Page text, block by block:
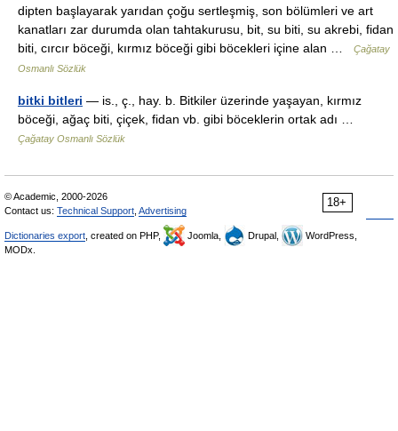
dipten başlayarak yarıdan çoğu sertleşmiş, son bölümleri ve art
kanatları zar durumda olan tahtakurusu, bit, su biti, su akrebi, fidan
biti, cırcır böceği, kırmız böceği gibi böcekleri içine alan …
Çağatay
Osmanlı Sözlük
bitki bitleri — is., ç., hay. b. Bitkiler üzerinde yaşayan, kırmız
böceği, ağaç biti, çiçek, fidan vb. gibi böceklerin ortak adı …
Çağatay Osmanlı Sözlük
18+
© Academic, 2000-2026
Contact us: Technical Support Advertising
Dictionaries export , created on PHP, Joomla, Drupal,
WordPress,
MODx.